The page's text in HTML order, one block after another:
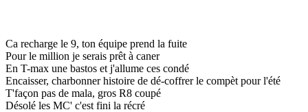
Ca recharge le 9, ton équipe prend la fuite
Pour le million je serais prêt à caner
En T-max une bastos et j'allume ces condé
Encaisser, charbonner histoire de dé-coffrer le compèt pour l'été
T'façon pas de mala, gros R8 coupé
Désolé les MC' c'est fini la récré